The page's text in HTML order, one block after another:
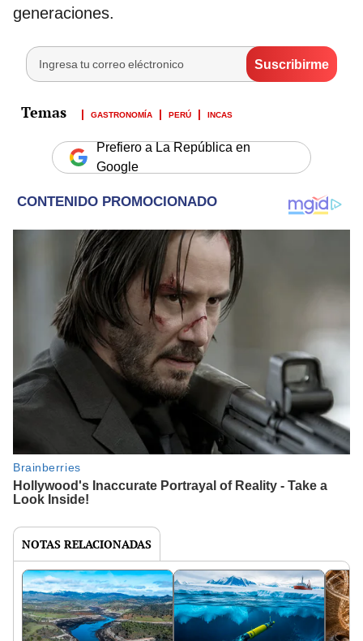
generaciones.
GASTRONOMÍA PERÚ INCAS
Prefiero a La República en
Google
NOTAS RELACIONADAS